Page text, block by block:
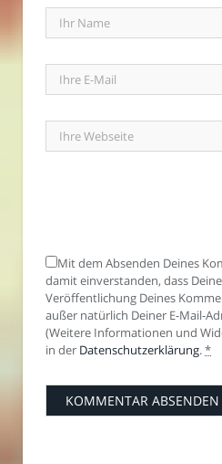
Mit dem Absenden Deines
damit einverstanden, dass
Veröffentlichung Deines
außer natürlich Deiner E-Mail-
(Weitere Informationen und
in der Datenschutzerklärung.*